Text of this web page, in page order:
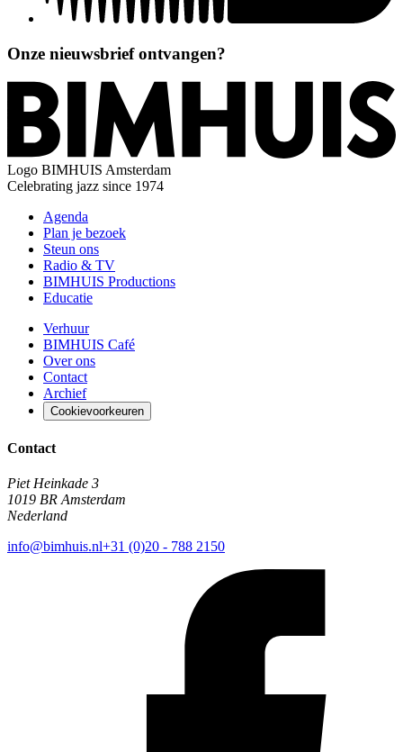
Onze nieuwsbrief ontvangen?
Logo BIMHUIS Amsterdam
Celebrating jazz since 1974
Agenda
Plan je bezoek
Steun ons
Radio & TV
BIMHUIS Productions
Educatie
Verhuur
BIMHUIS Café
Over ons
Contact
Archief
Cookievoorkeuren
Contact
Piet Heinkade 3
1019 BR Amsterdam
Nederland
info@bimhuis.nl+31 (0)20 - 788 2150